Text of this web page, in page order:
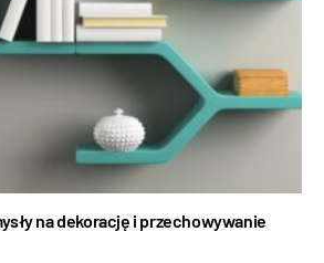
na dekorację i przechowywanie